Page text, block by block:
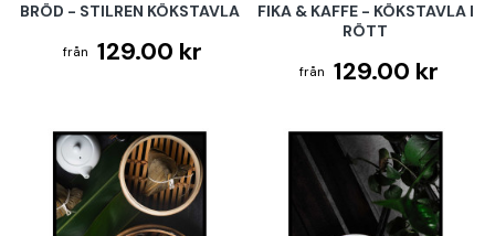
BRÖD - STILREN KÖKSTAVLA
129.00 kr
FIKA & KAFFE - KÖKSTAVLA I
RÖTT
129.00 kr